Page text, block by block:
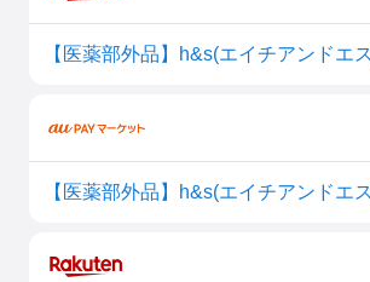
【医薬部外品】h&s(エイチアンドエ
【医薬部外品】h&s(エイチアンドエ